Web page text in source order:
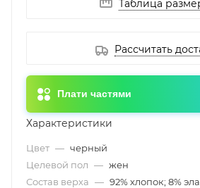
Таблица
Рассчитать
Плати частями
Характеристики
Цвет — черный
Целевой пол — жен
Состав верха — 92% хлопок; 8%